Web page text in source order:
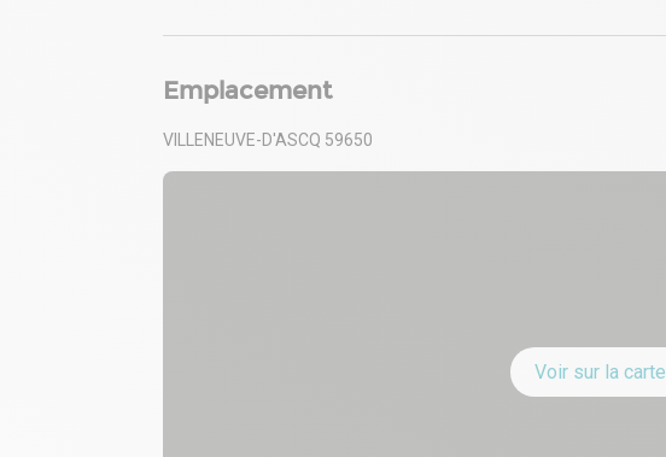
Emplacement
VILLENEUVE-D'ASCQ 59650
Voir sur la carte